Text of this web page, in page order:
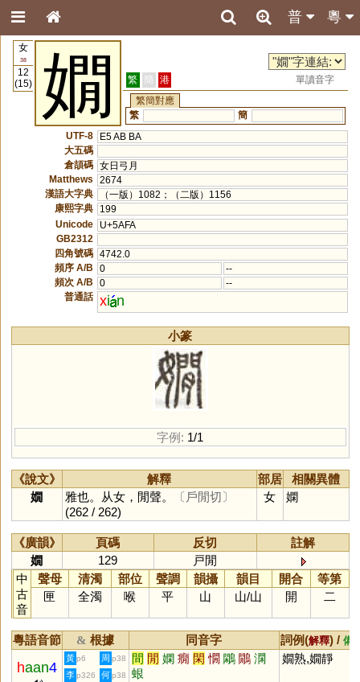
粵
普
女
38
12
(15)
嫺 繁 簡 港
單讀音字
繁簡對應
繁
簡
UTF-8
E5 AB BA
大五碼
倉頡碼 女日弓月
Matthews
2674
漢語大字典
（一版）1082；（二版）1156
康熙字典
199
Unicode
U+5AFA
GB2312
四角號碼 4742.0
頻序 A/B
0
--
頻次 A/B
0
--
普通話 xi n
小篆
字例: 1/1
《說文》 解釋 部居
相關異體
嫺
雅也。从女，閒聲。
〔戶閒切〕
(262 / 262)
女 嫻
《廣韻》 頁碼 反切
註解
嫺
129
戸閒
中
古
音
聲母 清濁 部位 聲調 韻攝 韻目 開合
等第
匣
全濁 喉 平 山 山/山 開 二
粵語音節 & 根據 同音字 詞例(解釋) / 備
haan4
黃 p6 周 p38 間 閒 嫻 癇 閑 憪 鷴 鷳 澖
蛝
嫺熟,嫺靜
李 p326 何 p38